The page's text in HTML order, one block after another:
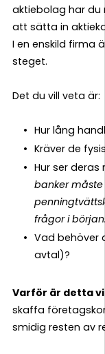
aktiebolag har
att sätta in
I en enskild firma
steget.
Det du vill veta är:
Hur lång
Kräver de
Hur ser
banker
frågor i
Vad behöver
avtal)?
Varför är detta
skaffa
smidig resten av